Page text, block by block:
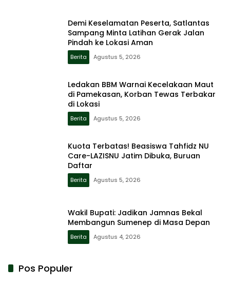
Demi Keselamatan Peserta, Satlantas
Sampang Minta Latihan Gerak Jalan
Pindah ke Lokasi Aman
Berita Agustus 5, 2026
Ledakan BBM Warnai Kecelakaan Maut
di Pamekasan, Korban Tewas Terbakar
di Lokasi
Berita Agustus 5, 2026
Kuota Terbatas! Beasiswa Tahfidz NU
Care-LAZISNU Jatim Dibuka, Buruan
Daftar
Berita Agustus 5, 2026
Wakil Bupati: Jadikan Jamnas Bekal
Membangun Sumenep di Masa Depan
Berita Agustus 4, 2026
Pos Populer